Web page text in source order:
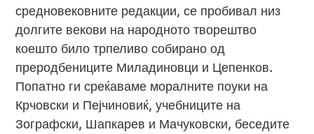
средновековните редакции, се пробивал низ
долгите векови на народното творештво
коешто било трпеливо собирано од
преродбениците Миладиновци и Цепенков.
Попатно ги среќаваме моралните поуки на
Крчовски и Пејчиновиќ, учебниците на
Зографски, Шапкарев и Мачуковски, беседите